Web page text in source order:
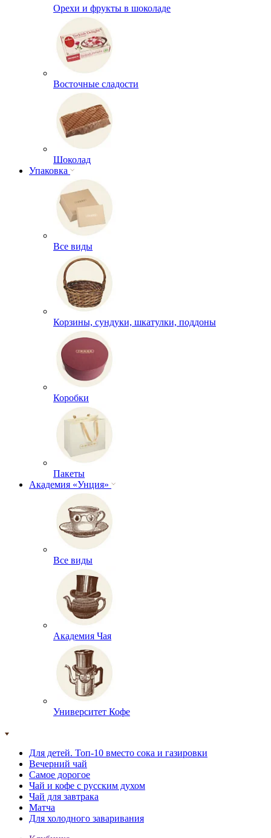
Орехи и фрукты в шоколаде
Восточные сладости
Шоколад
Упаковка
Все виды
Корзины, сундуки, шкатулки, поддоны
Коробки
Пакеты
Академия «Унция»
Все виды
Академия Чая
Университет Кофе
Для детей. Топ-10 вместо сока и газировки
Вечерний чай
Самое дорогое
Чай и кофе с русским духом
Чай для завтрака
Матча
Для холодного заваривания